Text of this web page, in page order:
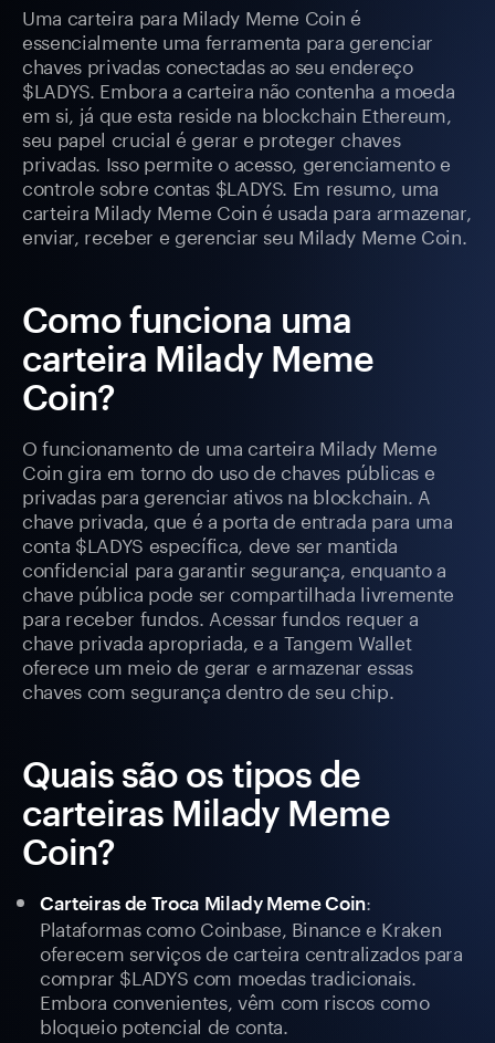
Uma carteira para Milady Meme Coin é
essencialmente uma ferramenta para gerenciar
chaves privadas conectadas ao seu endereço
$LADYS. Embora a carteira não contenha a moeda
em si, já que esta reside na blockchain Ethereum,
seu papel crucial é gerar e proteger chaves
privadas. Isso permite o acesso, gerenciamento e
controle sobre contas $LADYS. Em resumo, uma
carteira Milady Meme Coin é usada para armazenar,
enviar, receber e gerenciar seu Milady Meme Coin.
Como funciona uma
carteira Milady Meme
Coin?
O funcionamento de uma carteira Milady Meme
Coin gira em torno do uso de chaves públicas e
privadas para gerenciar ativos na blockchain. A
chave privada, que é a porta de entrada para uma
conta $LADYS específica, deve ser mantida
confidencial para garantir segurança, enquanto a
chave pública pode ser compartilhada livremente
para receber fundos. Acessar fundos requer a
chave privada apropriada, e a Tangem Wallet
oferece um meio de gerar e armazenar essas
chaves com segurança dentro de seu chip.
Quais são os tipos de
carteiras Milady Meme
Coin?
Carteiras de Troca Milady Meme Coin:
Plataformas como Coinbase, Binance e Kraken
oferecem serviços de carteira centralizados para
comprar $LADYS com moedas tradicionais.
Embora convenientes, vêm com riscos como
bloqueio potencial de conta.